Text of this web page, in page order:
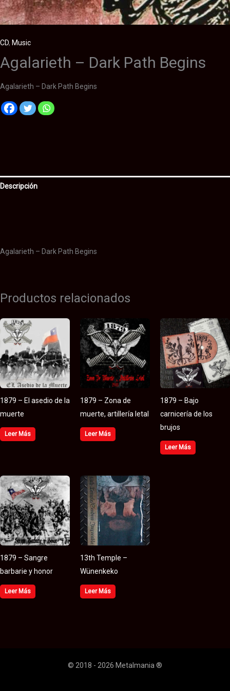
CD, Music
Agalarieth – Dark Path Begins
Agalarieth – Dark Path Begins
Descripción
Agalarieth – Dark Path Begins
Productos relacionados
1879 – El asedio de la
muerte
Leer Más
1879 – Zona de
muerte, artillería letal
Leer Más
1879 – Bajo
carnicería de los
brujos
Leer Más
1879 – Sangre
barbarie y honor
Leer Más
13th Temple –
Wünenkeko
Leer Más
© 2018 - 2026 Metalmania ®